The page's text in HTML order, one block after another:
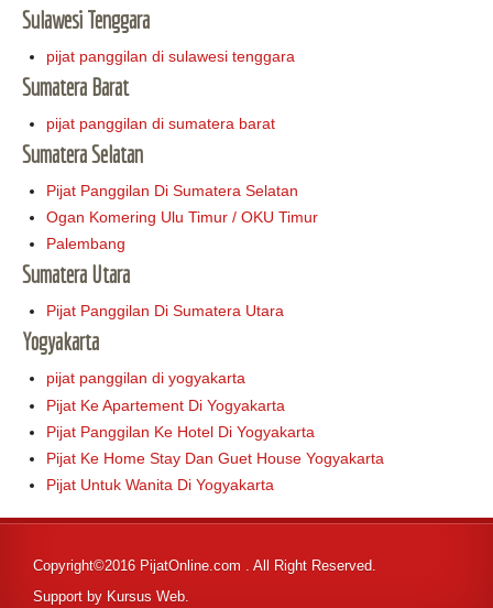
Sulawesi Tenggara
pijat panggilan di sulawesi tenggara
Sumatera Barat
pijat panggilan di sumatera barat
Sumatera Selatan
Pijat Panggilan Di Sumatera Selatan
Ogan Komering Ulu Timur / OKU Timur
Palembang
Sumatera Utara
Pijat Panggilan Di Sumatera Utara
Yogyakarta
pijat panggilan di yogyakarta
Pijat Ke Apartement Di Yogyakarta
Pijat Panggilan Ke Hotel Di Yogyakarta
Pijat Ke Home Stay Dan Guet House Yogyakarta
Pijat Untuk Wanita Di Yogyakarta
Copyright©2016 PijatOnline.com . All Right Reserved.
Support by Kursus Web.